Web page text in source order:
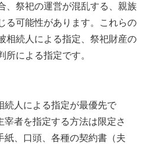
、祭祀の運営が混乱する、親族
る可能性があります。これらの
相続人による指定、祭祀財産の
所による指定です。
続人による指定が最優先で
宰者を指定する方法は限定さ
紙、口頭、各種の契約書（夫